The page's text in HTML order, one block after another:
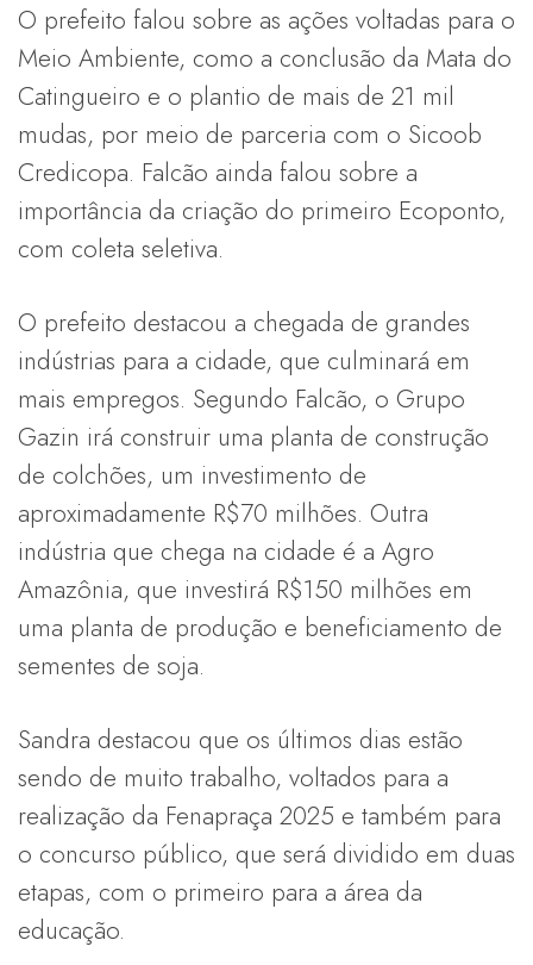
O prefeito falou sobre as ações voltadas para o
Meio Ambiente, como a conclusão da Mata do
Catingueiro e o plantio de mais de 21 mil
mudas, por meio de parceria com o Sicoob
Credicopa. Falcão ainda falou sobre a
importância da criação do primeiro Ecoponto,
com coleta seletiva.
O prefeito destacou a chegada de grandes
indústrias para a cidade, que culminará em
mais empregos. Segundo Falcão, o Grupo
Gazin irá construir uma planta de construção
de colchões, um investimento de
aproximadamente R$70 milhões. Outra
indústria que chega na cidade é a Agro
Amazônia, que investirá R$150 milhões em
uma planta de produção e beneficiamento de
sementes de soja.
Sandra destacou que os últimos dias estão
sendo de muito trabalho, voltados para a
realização da Fenapraça 2025 e também para
o concurso público, que será dividido em duas
etapas, com o primeiro para a área da
educação.